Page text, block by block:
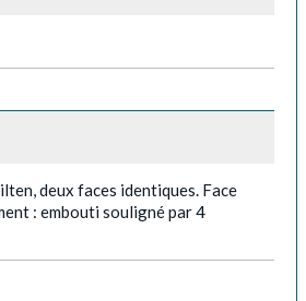
deux faces identiques. Face
: embouti souligné par 4